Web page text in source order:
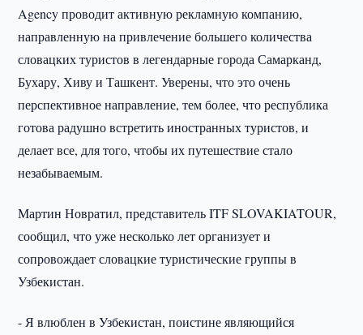
Agency проводит активную рекламную компанию,
направленную на привлечение большего количества
словацких туристов в легендарные города Самарканд,
Бухару, Хиву и Ташкент. Уверены, что это очень
перспективное направление, тем более, что республика
готова радушно встретить иностранных туристов, и
делает все, для того, чтобы их путешествие стало
незабываемым.
Мартин Новратил, представитель ITF SLOVAKIATOUR,
сообщил, что уже несколько лет организует и
сопровождает словацкие туристические группы в
Узбекистан.
- Я влюблен в Узбекистан, поистине являющийся